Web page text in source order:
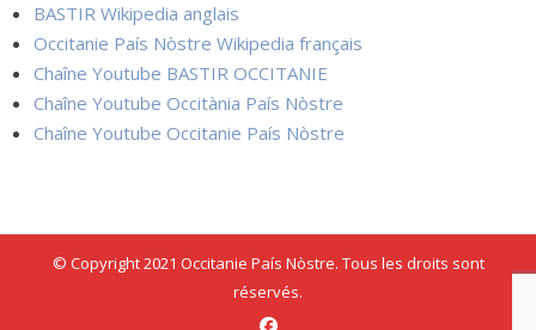
BASTIR Wikipedia anglais
Occitanie País Nòstre Wikipedia français
Chaîne Youtube BASTIR OCCITANIE
Chaîne Youtube Occitània País Nòstre
Chaîne Youtube Occitanie País Nòstre
© Copyright 2021 Occitanie País Nòstre. Tous les droits sont
réservés.